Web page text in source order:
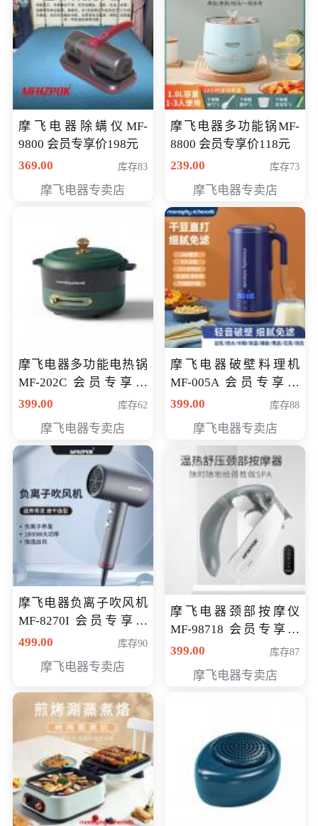
摩飞电器除螨仪MF-
9800 会员专享价198元
369.00
库存83
摩飞电器专卖店
摩飞电器多功能锅MF-
8800 会员专享价118元
239.00
库存73
摩飞电器专卖店
摩飞电器多功能电热锅
MF-202C 会员专享价
269元
399.00 库存62
摩飞电器专卖店
摩飞电器破壁料理机
MF-005A 会员专享价
198元
399.00 库存88
摩飞电器专卖店
摩飞电器负离子吹风机
MF-8270I 会员专享价
369元
499.00 库存90
摩飞电器专卖店
摩飞电器颈部按摩仪
MF-98718 会员专享价
299元
399.00 库存87
摩飞电器专卖店